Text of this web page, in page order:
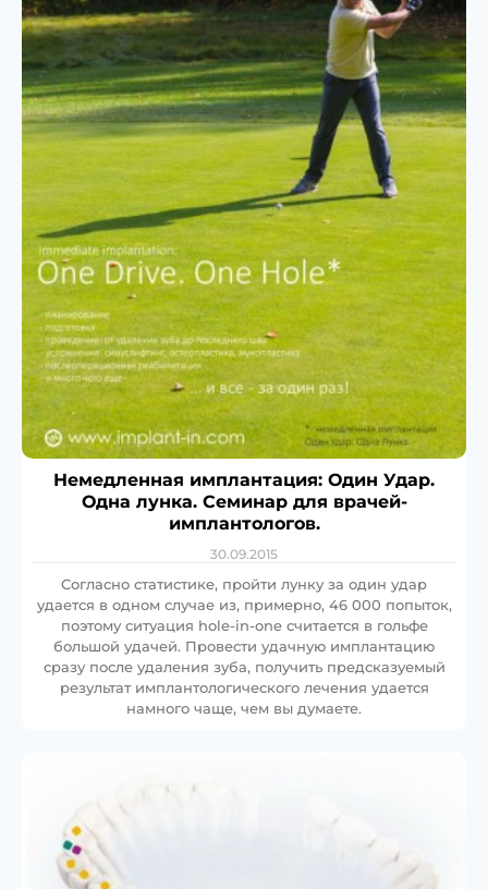
Немедленная имплантация: Один Удар.
Одна лунка. Семинар для врачей-
имплантологов.
30.09.2015
Согласно статистике, пройти лунку за один удар
удается в одном случае из, примерно, 46 000 попыток,
поэтому ситуация hole-in-one считается в гольфе
большой удачей. Провести удачную имплантацию
сразу после удаления зуба, получить предсказуемый
результат имплантологического лечения удается
намного чаще, чем вы думаете.